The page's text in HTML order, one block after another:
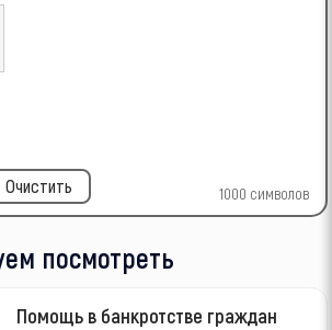
1000 символов
Очистить
посмотреть
Помощь в банкротстве граждан